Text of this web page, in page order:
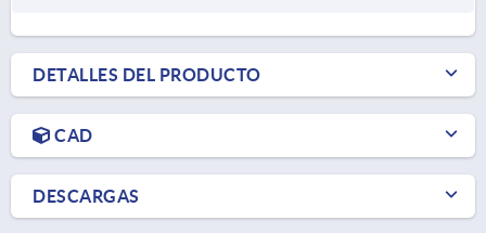
DETALLES DEL PRODUCTO
CAD
DESCARGAS